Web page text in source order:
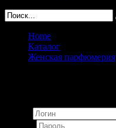
Home
Каталог
Женская парфюмерия